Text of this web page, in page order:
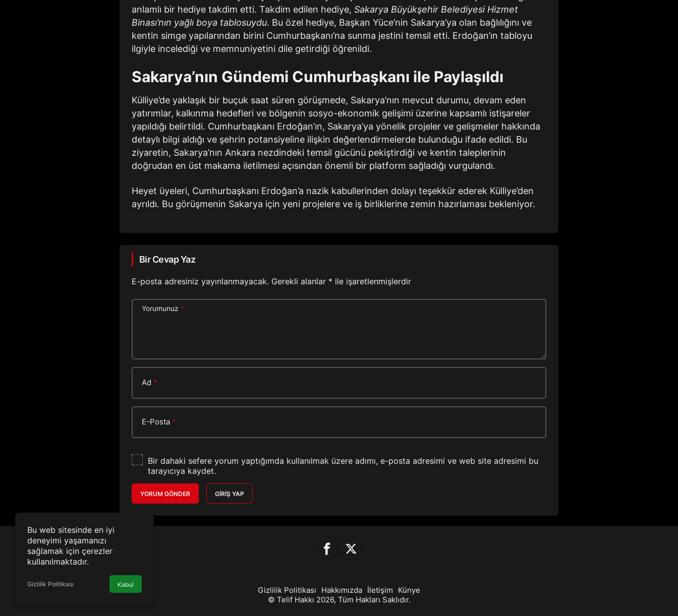
anlamlı bir hediye takdim etti. Takdim edilen hediye,Sakarya Büyükşehir Belediyesi Hizmet
Binası’nın yağlı boya tablosuydu. Bu özel hediye, Başkan Yüce’nin Sakarya’ya olan bağlılığını ve
kentin simge yapılarından birini Cumhurbaşkanı’na sunma jestini temsil etti. Erdoğan’ın tabloyu
ilgiyle incelediği ve memnuniyetini dile getirdiği öğrenildi.
Sakarya’nın Gündemi Cumhurbaşkanı ile Paylaşıldı
Külliye’de yaklaşık bir buçuk saat süren görüşmede, Sakarya’nın mevcut durumu, devam eden
yatırımlar, kalkınma hedefleri ve bölgenin sosyo-ekonomik gelişimi üzerine kapsamlı istişareler
yapıldığı belirtildi. Cumhurbaşkanı Erdoğan’ın, Sakarya’ya yönelik projeler ve gelişmeler hakkında
detaylı bilgi aldığı ve şehrin potansiyeline ilişkin değerlendirmelerde bulunduğu ifade edildi. Bu
ziyaretin, Sakarya’nın Ankara nezdindeki temsil gücünü pekiştirdiği ve kentin taleplerinin
doğrudan en üst makama iletilmesi açısından önemli bir platform sağladığı vurgulandı.
Heyet üyeleri, Cumhurbaşkanı Erdoğan’a nazik kabullerinden dolayı teşekkür ederek Külliye’den
ayrıldı. Bu görüşmenin Sakarya için yeni projelere ve iş birliklerine zemin hazırlaması bekleniyor.
Bir Cevap Yaz
E-posta adresiniz yayınlanmayacak. Gerekli alanlar * ile işaretlenmişlerdir
Yorumunuz *
Ad *
E-Posta *
Bir dahaki sefere yorum yaptığımda kullanılmak üzere adımı, e-posta adresimi ve web site adresimi bu
tarayıcıya kaydet.
YORUM GÖNDER GIRIŞ YAP
Bu web sitesinde en iyi
deneyimi yaşamanızı
sağlamak için çerezler
kullanılmaktadır.
Gizlilik Politikası Kabul
Gizlilik Politikası Hakkımızda İletişim
Künye
© Telif Hakkı 2026, Tüm Hakları Saklıdır.